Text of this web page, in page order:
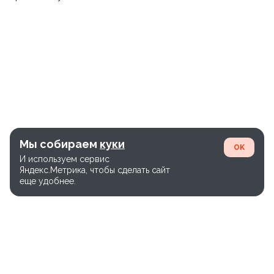
Мы собираем куки
И используем сервис
Яндекс.Метрика, чтобы сделать сайт
еще удобнее.
OK